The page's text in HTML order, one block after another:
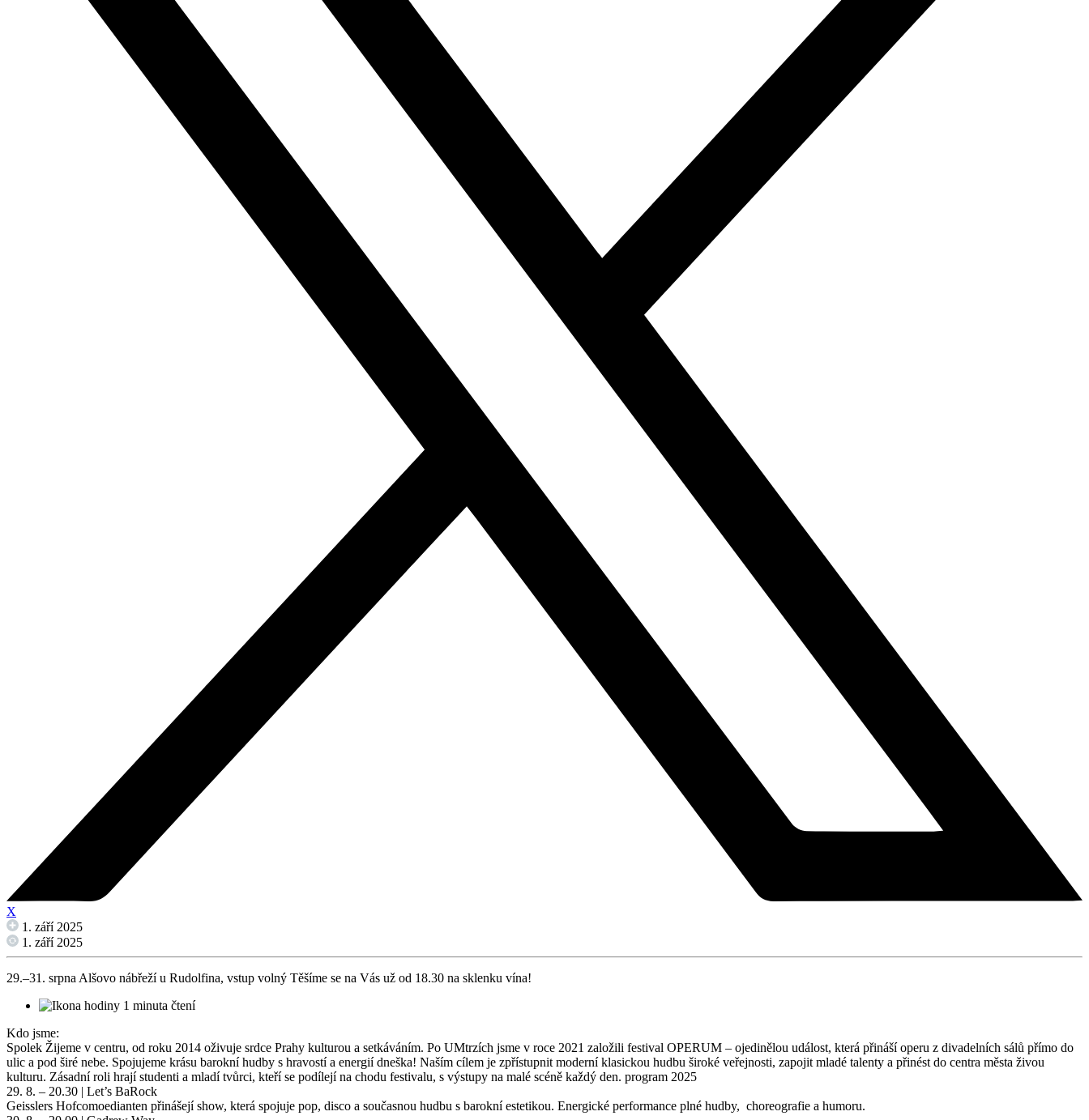
X
1. září 2025
1. září 2025
29.–31. srpna Alšovo nábřeží u Rudolfina, vstup volný Těšíme se na Vás už od 18.30 na sklenku vína!
1 minuta čtení
Kdo jsme:
Spolek Žijeme v centru, od roku 2014 oživuje srdce Prahy kulturou a setkáváním. Po UMtrzích jsme v roce 2021 založili festival OPERUM – ojedinělou událost, která přináší operu z divadelních sálů přímo do
ulic a pod širé nebe. Spojujeme krásu barokní hudby s hravostí a energií dneška! Naším cílem je zpřístupnit moderní klasickou hudbu široké veřejnosti, zapojit mladé talenty a přinést do centra města živou
kulturu. Zásadní roli hrají studenti a mladí tvůrci, kteří se podílejí na chodu festivalu, s výstupy na malé scéně každý den. program 2025
29. 8. – 20.30 | Let’s BaRock
Geisslers Hofcomoedianten přinášejí show, která spojuje pop, disco a současnou hudbu s barokní estetikou. Energické performance plné hudby, choreografie a humoru.